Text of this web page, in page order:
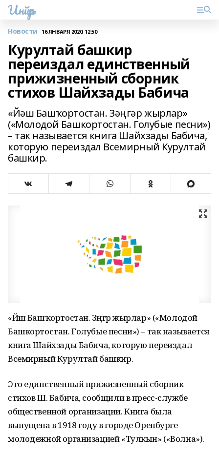
Инйәр
Новости 16 ЯНВАРЯ 2020, 12:50
Курултай башкир
переиздал единственный
прижизненный сборник
стихов Шайхзады Бабича
«Йәш Башҡортостан. Зәңгәр жырлар»
(«Молодой Башкортостан. Голубые песни»)
– так называется книга Шайхзады Бабича,
которую переиздал Всемирный Курултай
башкир.
«Йәш Башҡортостан. Зәңгәр жырлар» («Молодой
Башкортостан. Голубые песни») – так называется
книга Шайхзады Бабича, которую переиздал
Всемирный Курултай башкир.
Это единственный прижизненный сборник
стихов Ш. Бабича, сообщили в пресс-службе
общественной организации. Книга была
выпущена в 1918 году в городе Оренбурге
молодежной организацией «Тулкын» («Волна»).